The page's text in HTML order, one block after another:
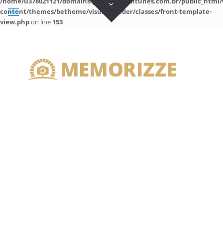
content/themes/betheme/visual-builder/classes/front-template-
view.phpon line 153